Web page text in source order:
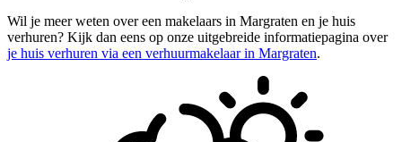
Wil je meer weten over een makelaars in Margraten en je huis
verhuren? Kijk dan eens op onze uitgebreide informatiepagina over
je huis verhuren via een verhuurmakelaar in Margraten.